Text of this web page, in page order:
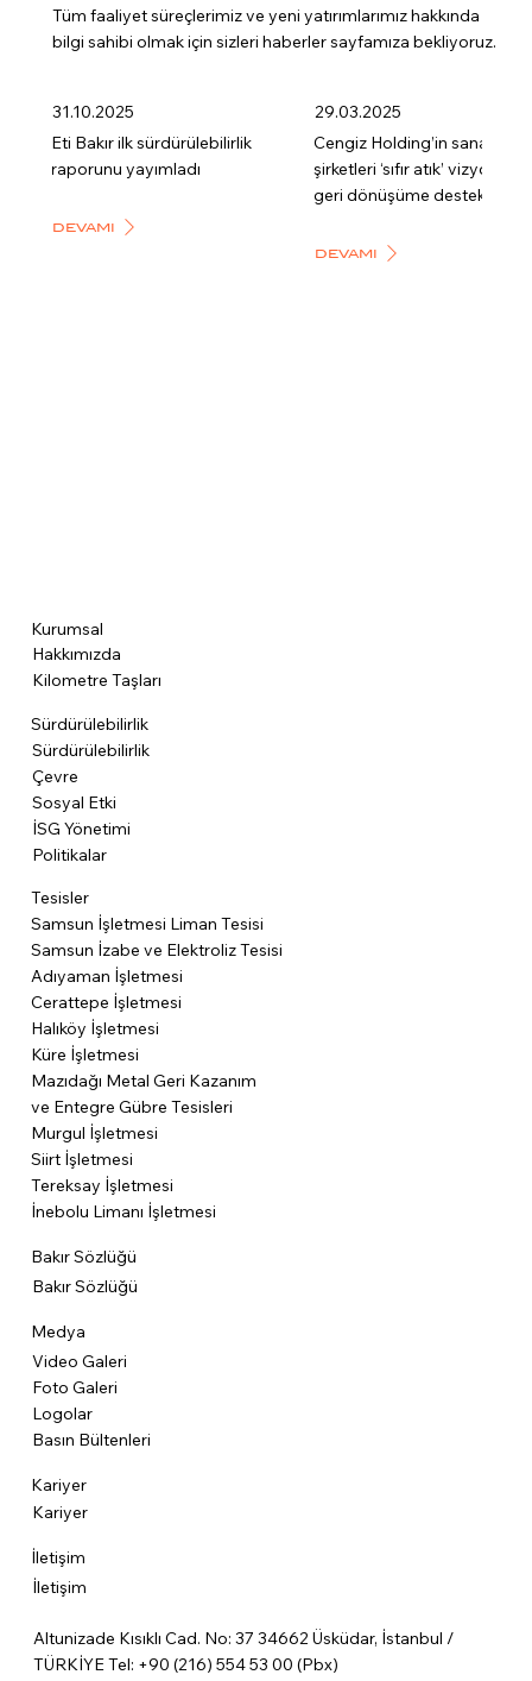
Tüm faaliyet süreçlerimiz ve yeni yatırımlarımız hakkında
bilgi sahibi olmak için sizleri haberler sayfamıza bekliyoruz.
31.10.2025
Eti Bakır ilk sürdürülebilirlik
raporunu yayımladı
DEVAMI
29.03.2025
Cengiz Holding’in sanayi
şirketleri ‘sıfır atık’
geri dönüşüme destek verdi
DEVAMI
Kurumsal
Hakkımızda
Kilometre Taşları
Sürdürülebilirlik
Sürdürülebilirlik
Çevre
Sosyal Etki
İSG Yönetimi
Politikalar
Tesisler
Samsun İşletmesi Liman Tesisi
Samsun İzabe ve Elektroliz Tesisi
Adıyaman İşletmesi
Cerattepe İşletmesi
Halıköy İşletmesi
Küre İşletmesi
Mazıdağı Metal Geri Kazanım
ve Entegre Gübre Tesisleri
Murgul İşletmesi
Siirt İşletmesi
Tereksay İşletmesi
İnebolu Limanı İşletmesi
Bakır Sözlüğü
Bakır Sözlüğü
Medya
Video Galeri
Foto Galeri
Logolar
Basın Bültenleri
Kariyer
Kariyer
İletişim
İletişim
Altunizade Kısıklı Cad. No: 37 34662 Üsküdar, İstanbul /
TÜRKİYE Tel: +90 (216) 554 53 00 (Pbx)